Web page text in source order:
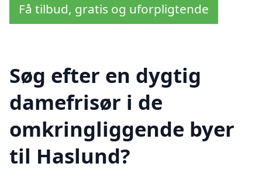
Få tilbud, gratis og uforpligtende
Søg efter en dygtig
damefrisør i de
omkringliggende byer
til Haslund?